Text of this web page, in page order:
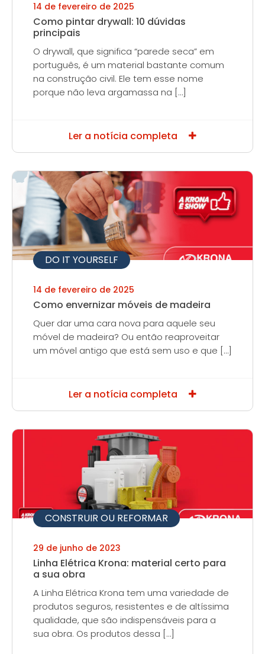
14 de fevereiro de 2025
Como pintar drywall: 10 dúvidas
principais
O drywall, que significa “parede seca” em
português, é um material bastante comum
na construção civil. Ele tem esse nome
porque não leva argamassa na […]
Ler a notícia completa
DO IT YOURSELF
14 de fevereiro de 2025
Como envernizar móveis de madeira
Quer dar uma cara nova para aquele seu
móvel de madeira? Ou então reaproveitar
um móvel antigo que está sem uso e que […]
Ler a notícia completa
CONSTRUIR OU REFORMAR
29 de junho de 2023
Linha Elétrica Krona: material certo para
a sua obra
A Linha Elétrica Krona tem uma variedade de
produtos seguros, resistentes e de altíssima
qualidade, que são indispensáveis para a
sua obra. Os produtos dessa […]